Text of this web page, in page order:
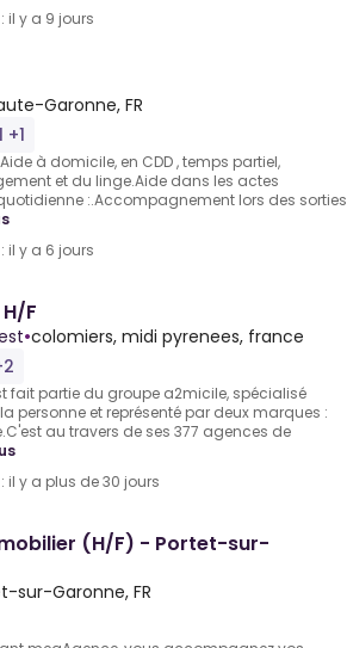
il y a 9 jours
Garonne, FR
à domicile, en CDD , temps partiel,
et du linge.Aide dans les actes
:.Accompagnement lors des sorties
il y a 6 jours
F
•colomiers, midi pyrenees, france
fait partie du groupe a2micile, spécialisé
personne et représenté par deux marques :
au travers de ses 377 agences de
il y a plus de 30 jours
(H/F) - Portet-sur-
sur-Garonne, FR